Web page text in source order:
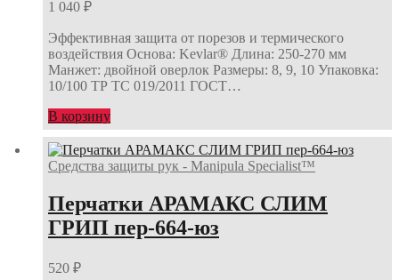
1 040 ₽
Эффективная защита от порезов и термического
воздействия Основа: Kevlar® Длина: 250-270 мм
Манжет: двойной оверлок Размеры: 8, 9, 10 Упаковка:
10/100 ТР ТС 019/2011 ГОСТ…
В корзину
Средства защиты рук - Manipula Specialist™
Перчатки АРАМАКС СЛИМ
ГРИП пер-664-юз
520 ₽